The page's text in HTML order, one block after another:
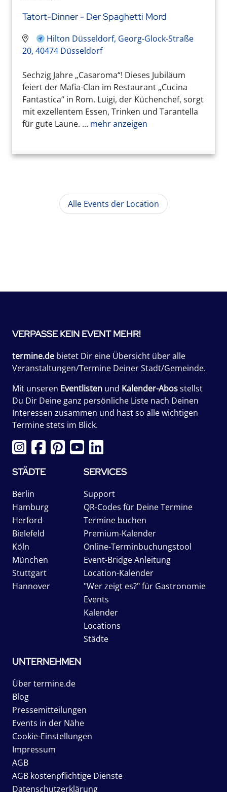
Tatort-Dinner - Der Spaghetti Mord
Hilton Düsseldorf, Georg-Glock-Straße
20, 40474 Düsseldorf
Sechzig Jahre „Casaroma“! Dieses Jubiläum
feiert der Mafia-Clan im Restaurant „Cucina
Fantastica“ in Rom. Luigi, der Küchenchef, sorgt
mit exzellentem Essen, Trinken und Tarantella
für gute Laune. ... mehr anzeigen
Alle Events der Location
VERPASSE KEIN EVENT MEHR!
termine.de bietet Dir eine Übersicht über alle
Veranstaltungen/Termine Deiner Stadt/Gemeinde.
Mit unseren Eventlisten und Kalender-Abosstellst
Du Dir Deine ganz persönliche Liste nach Deinen
Interessen zusammen und hast so alle wichtigen
Termine stets im Blick.
STÄDTE
Berlin
Hamburg
Herford
Bielefeld
Köln
München
Stuttgart
Hannover
SERVICES
Support
QR-Codes für Deine Termine
Termine buchen
Premium-Kalender
Online-Terminbuchungstool
Event-Bridge Anleitung
Location-Kalender
"Wer zeigt es?" für Gastronomie
Events
Kalender
Locations
Städte
UNTERNEHMEN
Über termine.de
Blog
Pressemitteilungen
Events in der Nähe
Cookie-Einstellungen
Impressum
AGB
AGB kostenpflichtige Dienste
Datenschutzerklärung